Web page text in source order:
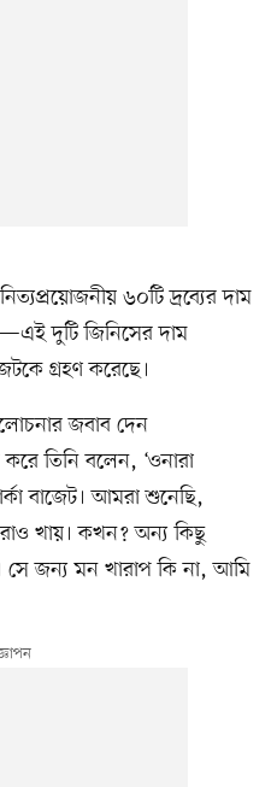
৬০টি দ্রব্যের দাম
দুটি জিনিসের দাম
গ্রহণ করেছে।
জবাব দেন
তিনি বলেন, ‘ওনারা
বাজেট। আমরা শুনেছি,
খায়। কখন? অন্য কিছু
সে জন্য মন খারাপ কি না, আমি